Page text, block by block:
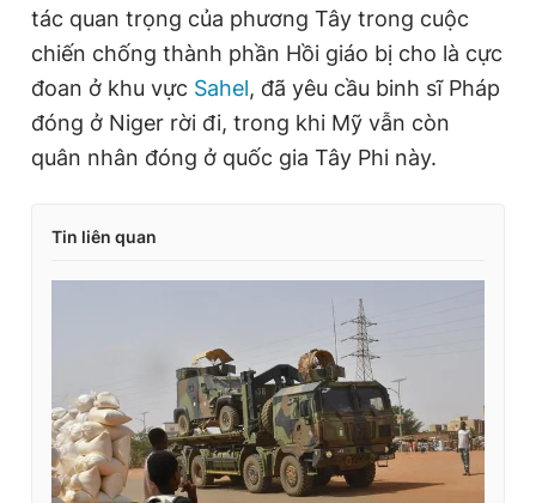
n
T
i
o
n
tác quan trọng của phương Tây trong cuộc
chiến chống thành phần Hồi giáo bị cho là cực
đoan ở khu vực Sahel, đã yêu cầu binh sĩ Pháp
đóng ở Niger rời đi, trong khi Mỹ vẫn còn
quân nhân đóng ở quốc gia Tây Phi này.
Tin liên quan